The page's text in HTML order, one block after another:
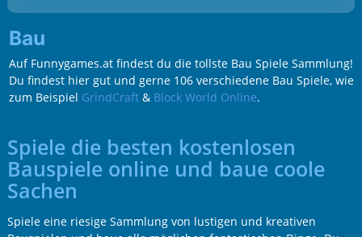
Bau
Auf Funnygames.at findest du die tollste Bau Spiele Sammlung!
Du findest hier gut und gerne 106 verschiedene Bau Spiele, wie
zum Beispiel GrindCraft& Block World Online.
Spiele die besten kostenlosen
Bauspiele online und baue coole
Sachen
Spiele eine riesige Sammlung von lustigen und kreativen